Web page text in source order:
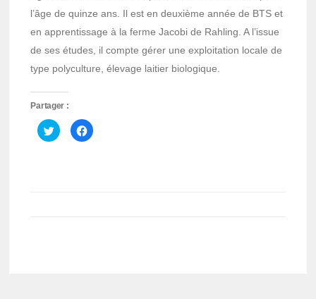
l’âge de quinze ans. Il est en deuxième année de BTS et
en apprentissage à la ferme Jacobi de Rahling. A l’issue
de ses études, il compte gérer une exploitation locale de
type polyculture, élevage laitier biologique.
Partager :
Cliquez
pour
partager
Cliquez
pour